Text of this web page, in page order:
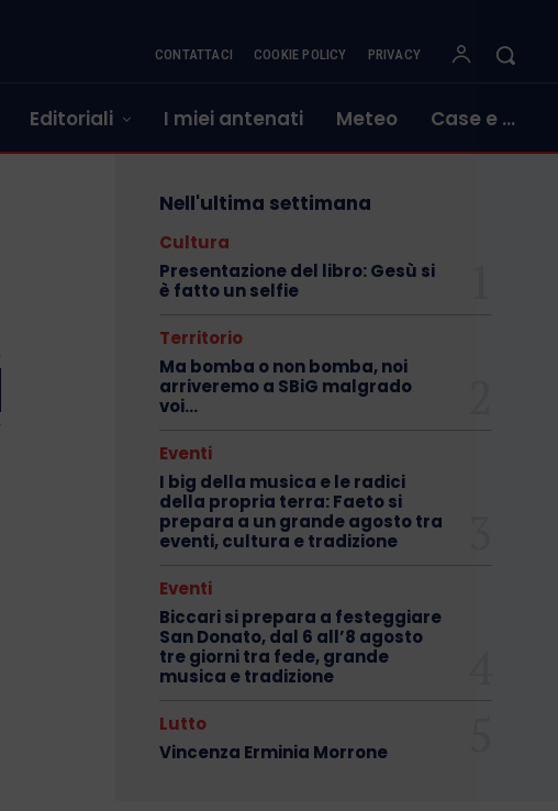
CONTATTACI COOKIE POLICY PRIVACY
Editoriali I miei antenati Meteo
Case e …
Nell'ultima settimana
Cultura
Presentazione del libro: Gesù si
è fatto un selfie
Territorio
Ma bomba o non bomba, noi
arriveremo a SBiG malgrado
voi…
Eventi
I big della musica e le radici
della propria terra: Faeto si
prepara a un grande agosto tra
eventi, cultura e tradizione
Eventi
Biccari si prepara a festeggiare
San Donato, dal 6 all’8 agosto
tre giorni tra fede, grande
musica e tradizione
Lutto
Vincenza Erminia Morrone